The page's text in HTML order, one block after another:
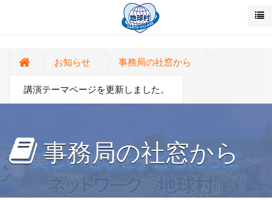
お知らせ 事務局の社窓から
講演テーマページを更新しました。
事務局の社窓から